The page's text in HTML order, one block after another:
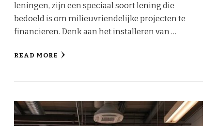
leningen, zijn een speciaal soort lening die
bedoeld is om milieuvriendelijke projecten te
financieren. Denk aan het installeren van …
READ MORE